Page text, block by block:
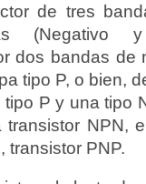
de tres
(Negativo
dos bandas de
tipo P, o bien,
tipo P y una tipo
transistor NPN,
transistor PNP.